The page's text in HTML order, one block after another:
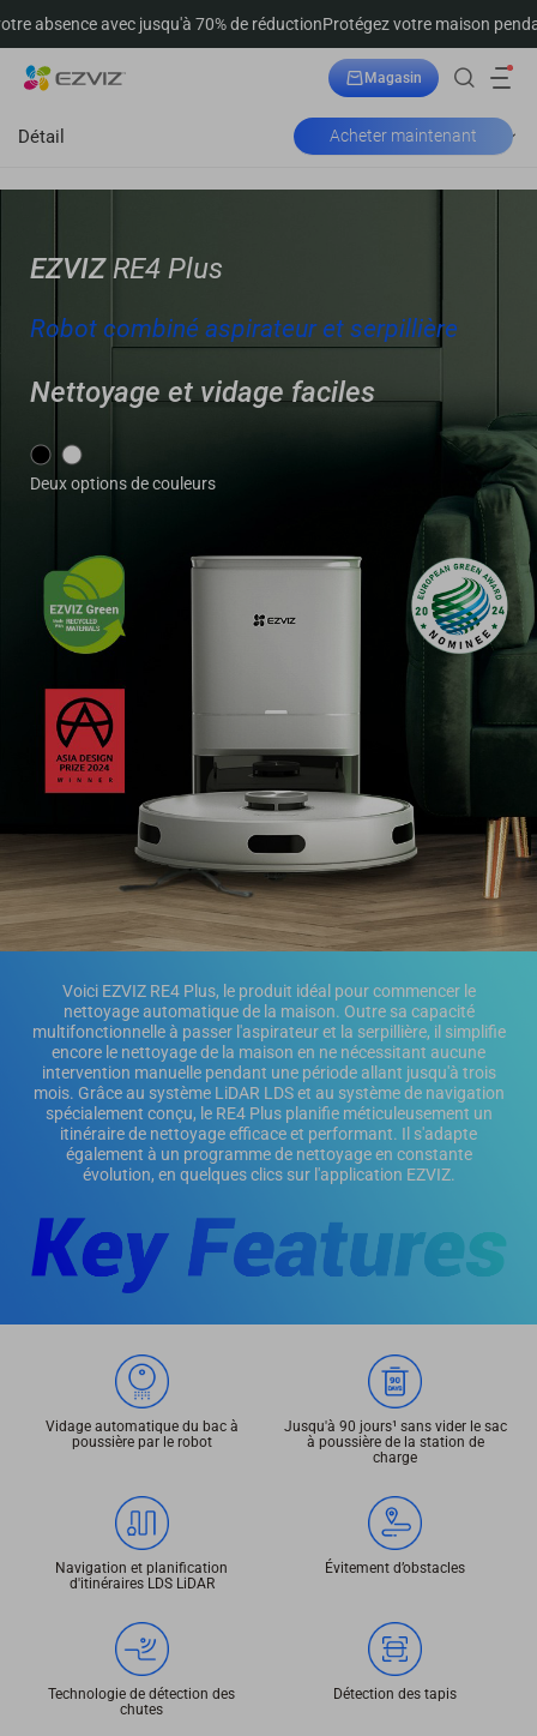
jusqu'à 70% de réductionProtégez votre maison pendant votre
Magasin
Détail Acheter maintenant
EZVIZRE4 Plus
Robot combiné aspirateur et serpillière
Nettoyage et vidage faciles
Deux options de couleurs
Voici EZVIZ RE4 Plus, le produit idéal pour commencer le
nettoyage automatique de la maison. Outre sa capacité
multifonctionnelle à passer l'aspirateur et la serpillière, il simplifie
encore le nettoyage de la maison en ne nécessitant aucune
intervention manuelle pendant une période allant jusqu'à trois
mois. Grâce au système LiDAR LDS et au système de navigation
spécialement conçu, le RE4 Plus planifie méticuleusement un
itinéraire de nettoyage efficace et performant. Il s'adapte
également à un programme de nettoyage en constante
évolution, en quelques clics sur l'application EZVIZ.
Vidage automatique du bac à
poussière par le robot
Jusqu'à 90 jours¹ sans vider le sac
à poussière de la station de
charge
Navigation et planification
d'itinéraires LDS LiDAR
Évitement d’obstacles
Technologie de détection des
chutes
Détection des tapis